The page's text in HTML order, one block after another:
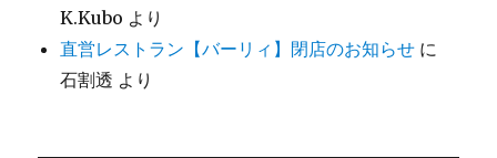
K.Kubo より
直営レストラン【バーリィ】閉店のお知らせ に
石割透 より